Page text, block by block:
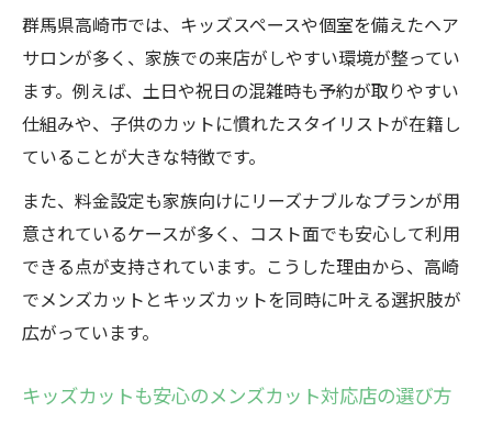
イント
高崎のメンズカット店でキッズカットもお
得に
子供と一緒に楽しめる高崎のカット体験談
親子で通える高崎のメンズカット最新事情
親子で利用できる高崎のメンズカットサー
ビス
キッズカットとメンズカットの同時施術が
人気
高崎で進化する親子向けメンズカットの魅
メンズカットが得意な高崎サロンの選び方
群馬県高崎市では、キッズスペースや個室を備えたヘア
サロンが多く、家族での来店がしやすい環境が整ってい
ます。例えば、土日や祝日の混雑時も予約が取りやすい
仕組みや、子供のカットに慣れたスタイリストが在籍し
ていることが大きな特徴です。
また、料金設定も家族向けにリーズナブルなプランが用
意されているケースが多く、コスト面でも安心して利用
できる点が支持されています。こうした理由から、高崎
でメンズカットとキッズカットを同時に叶える選択肢が
広がっています。
キッズカットも安心のメンズカット対応店の選び方